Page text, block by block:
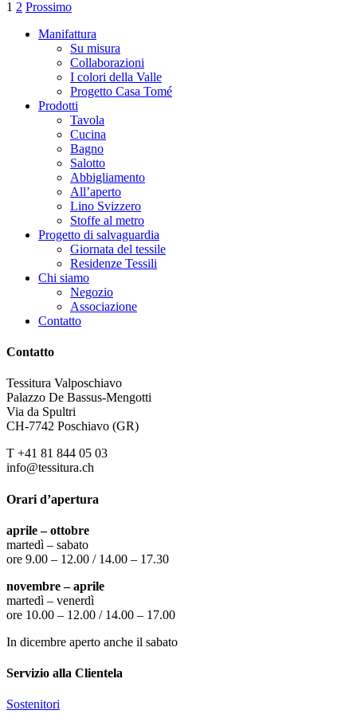
nella
pagina
del
prodotto
varianti.
Le
opzioni
possono
essere
scelte
nella
pagina
del
prodotto
1 2 Prossimo
Manifattura
Su misura
Collaborazioni
I colori della Valle
Progetto Casa Tomé
Prodotti
Tavola
Cucina
Bagno
Salotto
Abbigliamento
All’aperto
Lino Svizzero
Stoffe al metro
Progetto di salvaguardia
Giornata del tessile
Residenze Tessili
Chi siamo
Negozio
Associazione
Contatto
Contatto
Tessitura Valposchiavo
Palazzo De Bassus-Mengotti
Via da Spultri
CH-7742 Poschiavo (GR)
T +41 81 844 05 03
info@tessitura.ch
Orari d’apertura
aprile – ottobre
martedì – sabato
ore 9.00 – 12.00 / 14.00 – 17.30
novembre – aprile
martedì – venerdì
ore 10.00 – 12.00 / 14.00 – 17.00
In dicembre aperto anche il sabato
Servizio alla Clientela
Sostenitori